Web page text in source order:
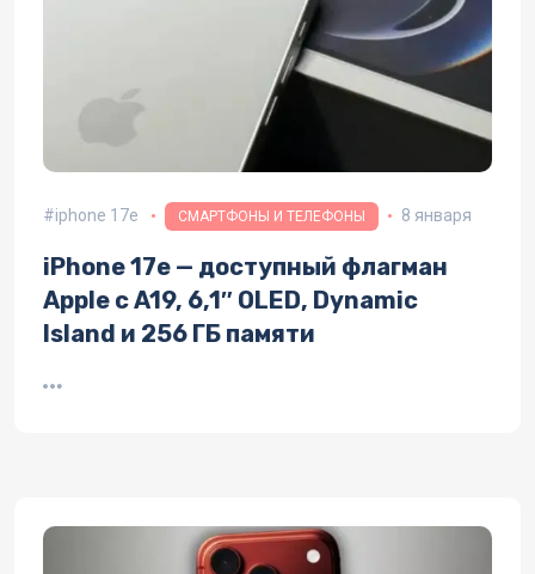
iphone 17e СМАРТФОНЫ И ТЕЛЕФОНЫ 8 января
iPhone 17e — доступный флагман
Apple с A19, 6,1″ OLED, Dynamic
Island и 256 ГБ памяти